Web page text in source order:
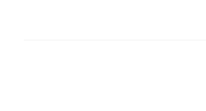
navigation